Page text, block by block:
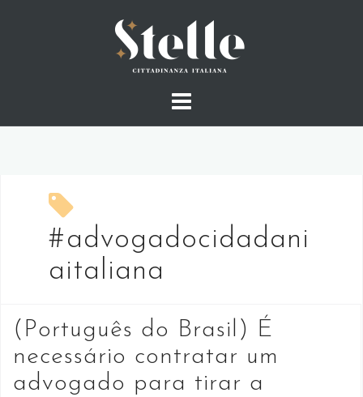
#advogadocidadani
aitaliana
(Português do Brasil) É
necessário contratar um
advogado para tirar a